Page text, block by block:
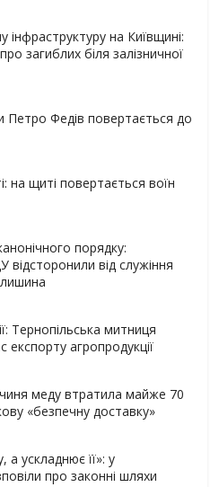
інфраструктуру на Київщині:
загиблих біля залізничної
Петро Федів повертається до
на щиті повертається воїн
порядку:
відсторонили від служіння
Тернопільська митниця
експорту агропродукції
меду втратила майже 70
«безпечну доставку»
ускладнює її»: у
про законні шляхи